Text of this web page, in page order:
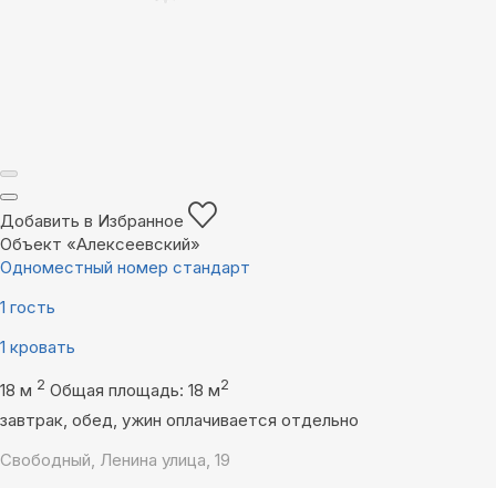
Добавить в Избранное
Объект «Алексеевский»
Одноместный номер стандарт
1 гость
1 кровать
18 м 2 Общая площадь: 18 м2
завтрак, обед, ужин оплачивается отдельно
Свободный, Ленина улица, 19